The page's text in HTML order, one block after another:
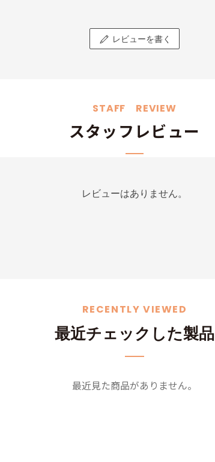
レビューを書く
STAFF REVIEW
スタッフレビュー
レビューはありません。
RECENTLY VIEWED
最近チェックした製品
最近見た商品がありません。